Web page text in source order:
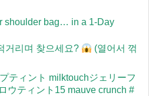
shoulder bag… in a 1-Day
거리며 찾으세요?
(열어서 꺾
ティント milktouchジェリーフ
ウティント15 mauve crunch #